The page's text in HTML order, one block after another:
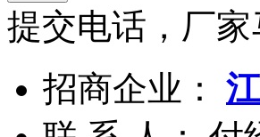
提交电话，厂
招商企业：